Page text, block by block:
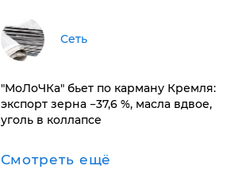
Сеть
​"МоЛоЧКа" бьет по карману Кремля:
экспорт зерна −37,6 %, масла вдвое,
уголь в коллапсе
Смотреть ещё